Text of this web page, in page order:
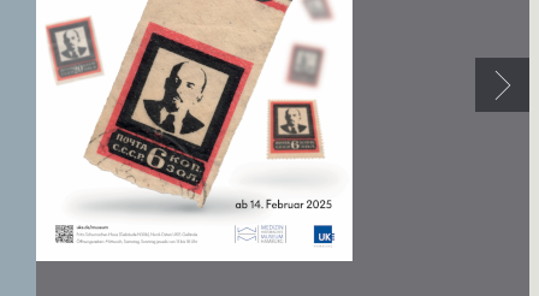
ERNST CASSIRER
ARBEITSSTELLE 1997-
2007